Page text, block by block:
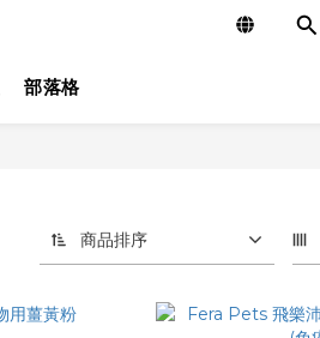
部落格
商品排序